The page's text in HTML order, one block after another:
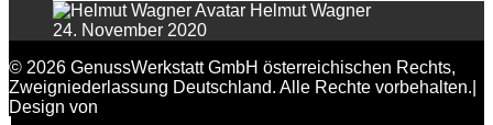
Helmut Wagner
24. November 2020
© 2026 GenussWerkstatt GmbH österreichischen Rechts,
Zweigniederlassung Deutschland. Alle Rechte vorbehalten.|
Design von